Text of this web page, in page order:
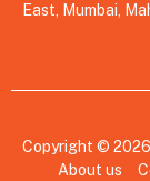
East, Mumbai,
Copyright © 2026
About us